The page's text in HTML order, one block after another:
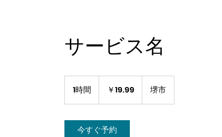
サービス名
1時間
時
￥19.99 堺市
今すぐ予約